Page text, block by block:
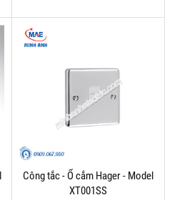
Công tắc - Ổ cắm Hager - Model
XT001SS